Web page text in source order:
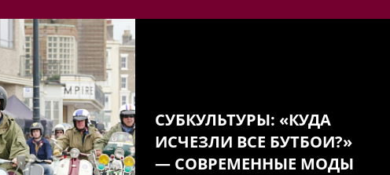
СУБКУЛЬТУРЫ: «КУДА
ИСЧЕЗЛИ ВСЕ БУТБОИ?»
— СОВРЕМЕННЫЕ МОДЫ